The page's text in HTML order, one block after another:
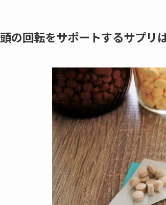
頭の回転をサポートするサプリ